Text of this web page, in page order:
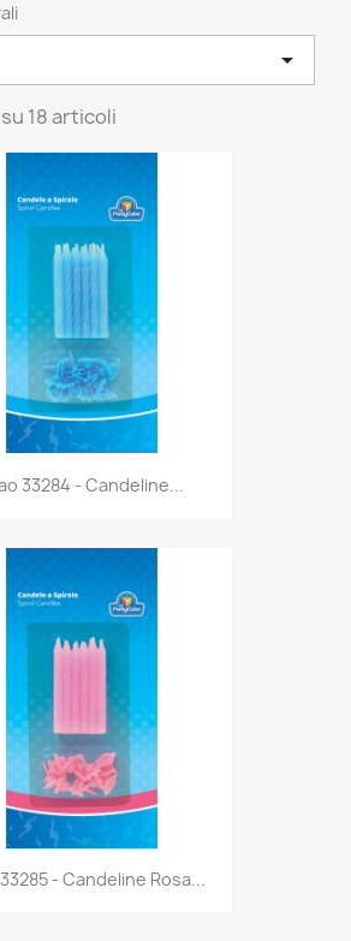

18 articoli
Anteprima
33284 - Candeline...
Anteprima
- Candeline Rosa...